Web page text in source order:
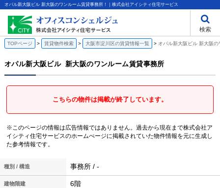
検索
オパル新大阪ビル 新大阪のワンルーム賃貸事務所！｜株式会社アイシティ住宅サービス
TOPページ 賃貸物件検索 大阪市淀川区の賃貸情報一覧 オパル新大阪ビル 新大阪
オパル新大阪ビル 新大阪のワンルーム賃貸事務所
こちらの物件は掲載が終了しています。
※このページの情報は広告情報ではありません。過去から現在まで株式会社ア
イシティ住宅サービスのホームぺージに掲載されていた物件情報を元に生成し
た参考情報です。
種別 / 構造 事務所 / -
建物階建 6階